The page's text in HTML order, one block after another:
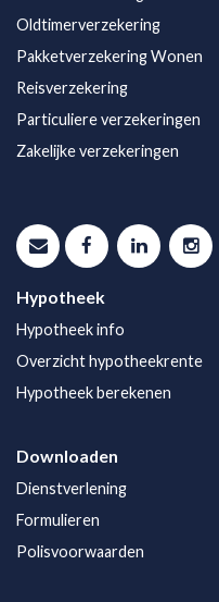
Oldtimerverzekering
Pakketverzekering Wonen
Reisverzekering
Particuliere verzekeringen
Zakelijke verzekeringen
Hypotheek
Hypotheek info
Overzicht hypotheekrente
Hypotheek berekenen
Downloaden
Dienstverlening
Formulieren
Polisvoorwaarden